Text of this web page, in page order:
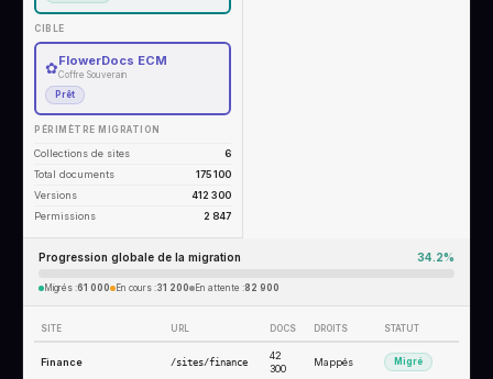
CIBLE
✿FlowerDocs ECM
Coffre Souverain
Prêt
PÉRIMÈTRE MIGRATION
Collections de sites
6
Total documents
175 100
Versions
412 300
Permissions
2 847
Progression globale de la migration 42.9%
Migrés :61 000 En cours :31 200 En attente :82 900
SITE URL DOCS DROITS STATUT
Finance /sites/finance
42
300
Mappés Migré